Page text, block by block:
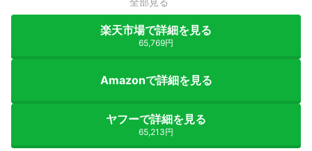
楽天市場で詳細を見る
65,769円
Amazonで詳細を見る
ヤフーで詳細を見る
65,213円